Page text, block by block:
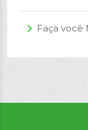
arrow_forward_ios Faça você